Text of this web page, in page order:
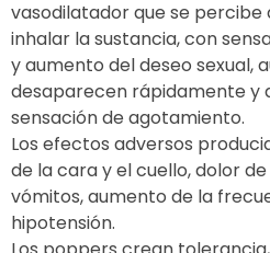
vasodilatador que se percibe
inhalar la sustancia, con
y aumento del deseo sexual,
desaparecen rápidamente y
sensación de agotamiento.
Los efectos adversos
de la cara y el cuello, dolor
vómitos, aumento de la
hipotensión.